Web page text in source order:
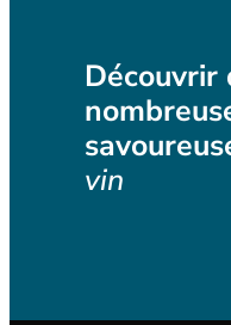
Découvrir
vin